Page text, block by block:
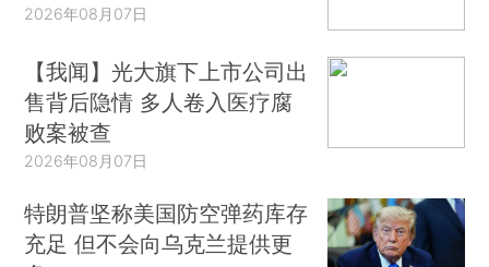
2026年08月07日
【我闻】光大旗下上市公司出
售背后隐情 多人卷入医疗腐
败案被查
2026年08月07日
特朗普坚称美国防空弹药库存
充足 但不会向乌克兰提供更